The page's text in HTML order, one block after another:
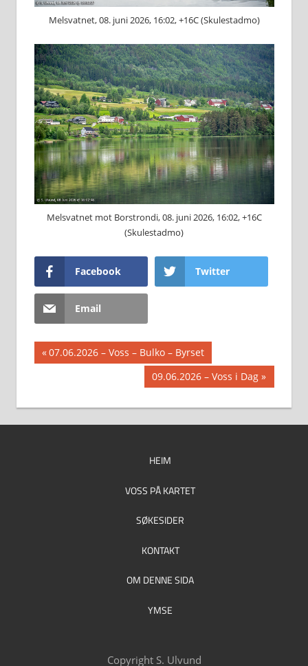
Melsvatnet, 08. juni 2026, 16:02, +16C (Skulestadmo)
Melsvatnet mot Borstrondi, 08. juni 2026, 16:02, +16C
(Skulestadmo)
Facebook Twitter
Email
Innleggsnavigasjon
Previous
Post:
07.06.2026 – Voss – Bulko – Byrset
Next
Post:
09.06.2026 – Voss i Dag
HEIM
VOSS PÅ KARTET
SØKESIDER
KONTAKT
OM DENNE SIDA
YMSE
Copyright S. Ulvund